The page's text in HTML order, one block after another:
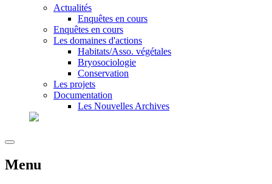
Actualités
Enquêtes en cours
Enquêtes en cours
Les domaines d'actions
Habitats/Asso. végétales
Bryosociologie
Conservation
Les projets
Documentation
Les Nouvelles Archives
Menu